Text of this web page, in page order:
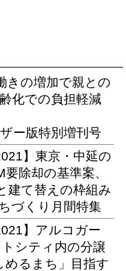
きの増加で親との
化での負担軽減
ー版特別増刊号
】東京・中延の
除却の基準案、
建て替えの枠組み
づくり月間特集
】アルコガー
シティ内の分譲
めるまち」目指す